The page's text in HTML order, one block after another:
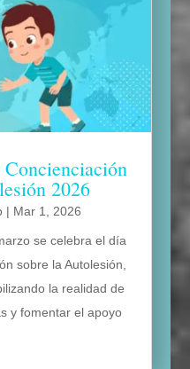
2026
| Mar 1, 2026
se celebra el día
sobre la Autolesión,
la realidad de
y fomentar el apoyo